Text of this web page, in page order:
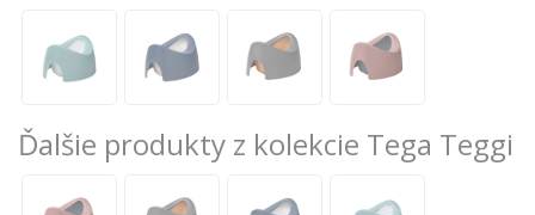
Ďalšie produkty z kolekcie Tega Teggi